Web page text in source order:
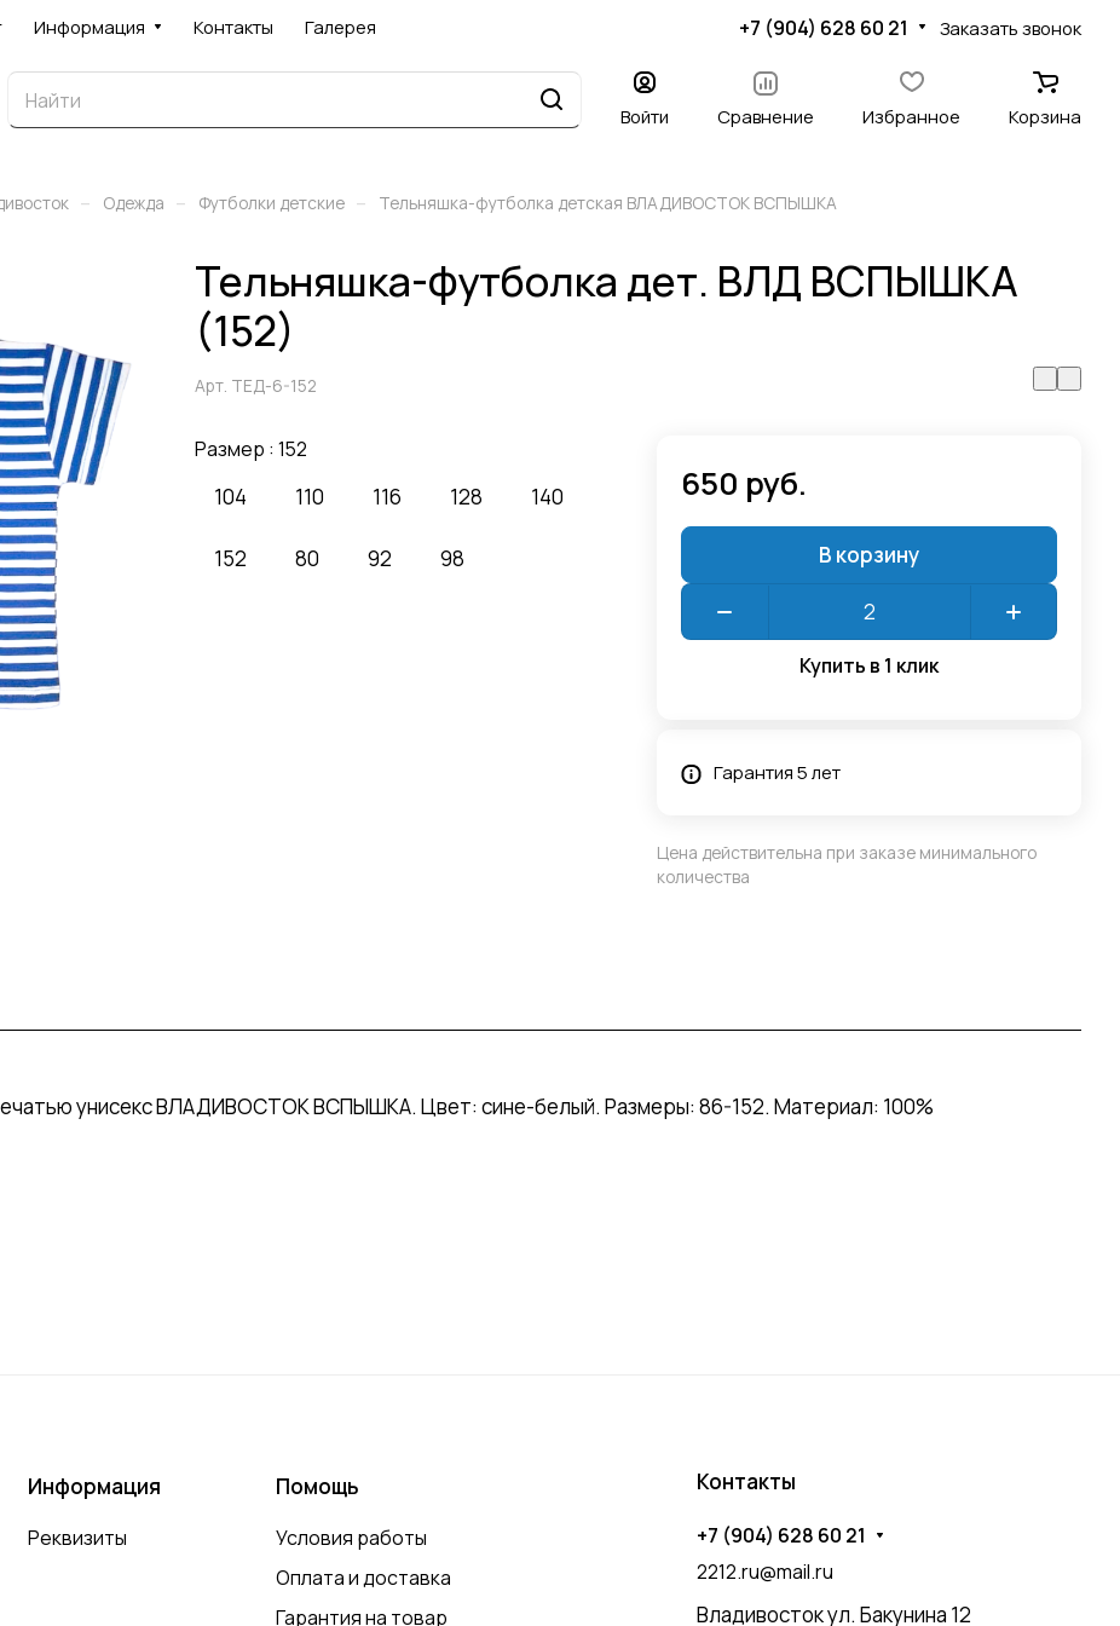
Информация Контакты Галерея +7 (904) 628 60 21 Заказать звонок
Войти Сравнение Избранное Корзина
– Одежда – Футболки детские – Тельняшка-футболка детская ВЛАДИВОСТОК ВСПЫШКА
Тельняшка-футболка дет. ВЛД ВСПЫШКА
(152)
Арт. ТЕД-6-152
Размер : 152
104 110 116 128 140
152 80 92 98
650 руб.
В корзину
Купить в 1 клик
Гарантия 5 лет
Цена действительна при заказе минимального
количества
унисекс ВЛАДИВОСТОК ВСПЫШКА. Цвет: сине-белый. Размеры: 86-152. Материал: 100%
Информация
Реквизиты
Помощь
Условия работы
Оплата и доставка
Гарантия на товар
Контакты
+7 (904) 628 60 21
2212.ru@mail.ru
Владивосток ул. Бакунина 12